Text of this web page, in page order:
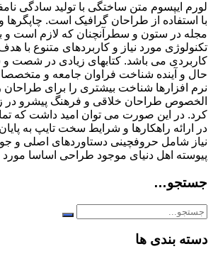
لورم ایپسوم متن ساختگی با تولید سادگی
با استفاده از طراحان گرافیک است. چاپگرها
مجله در ستون و سطرآنچنان که لازم است و
تکنولوژی مورد نیاز و کاربردهای متنوع با هدف
کاربردی می باشد. کتابهای زیادی در شصت
حال و آینده شناخت فراوان جامعه و
نرم افزارها شناخت بیشتری را برای طراحان
الخصوص طراحان خلاقی و فرهنگ پیشرو در
کرد. در این صورت می توان امید داشت که
در ارائه راهکارها و شرایط سخت تایپ به
نیاز شامل حروفچینی دستاوردهای اصلی و
پیوسته اهل دنیای موجود طراحی اساسا مورد
جستجو…
دسته بندی ها